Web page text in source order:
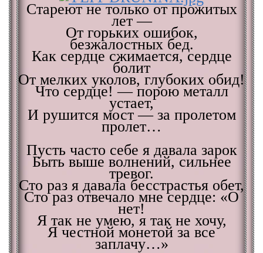
Стареют не только от прожитых
лет —
От горьких ошибок,
безжалостных бед.
Как сердце сжимается, сердце
болит
От мелких уколов, глубоких обид!
Что сердце! — порою металл
устает,
И рушится мост — за пролетом
пролет…
Пусть часто себе я давала зарок
Быть выше волнений, сильнее
тревог.
Сто раз я давала бесстрастья обет,
Сто раз отвечало мне сердце: «О
нет!
Я так не умею, я так не хочу,
Я честной монетой за все
заплачу…»